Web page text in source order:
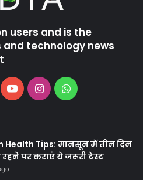
users and is the
technology news
YouTubeInstagramWhatsApp
Health Tips: मानसून में तीन दिन
पर कराएं ये जरूरी टेस्ट